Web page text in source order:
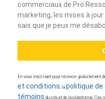
commerciaux de Pro
marketing, les mises à
sais que je peux me
En vous inscrivant pour recevoir gratuitement
et conditions , la politique
témoins du site et de la plateforme. Ces